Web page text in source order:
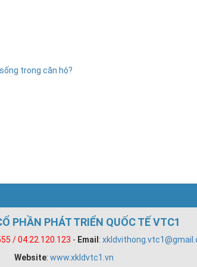
trong căn hộ?
PHẦN PHÁT TRIỂN QUỐC TẾ VTC1
/ 04.22.120.123 - Email :
Website: www.xkldvtc1.vn